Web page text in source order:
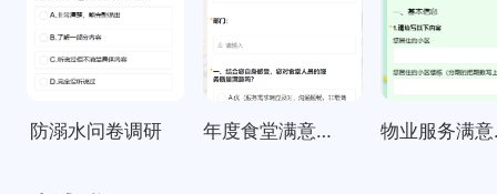
防溺水问卷调研 年度食堂满意度测评 物